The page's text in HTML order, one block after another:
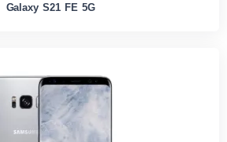
Galaxy S21 FE 5G